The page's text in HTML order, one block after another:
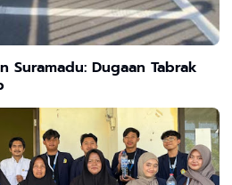
Suramadu: Dugaan Tabrak